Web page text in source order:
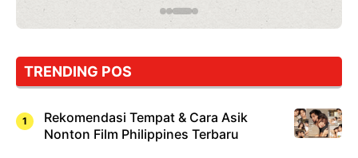
Dicoba,
Cuma
Sushi!
TRENDING POS
Rekomendasi Tempat & Cara Asik
Nonton Film Philippines Terbaru